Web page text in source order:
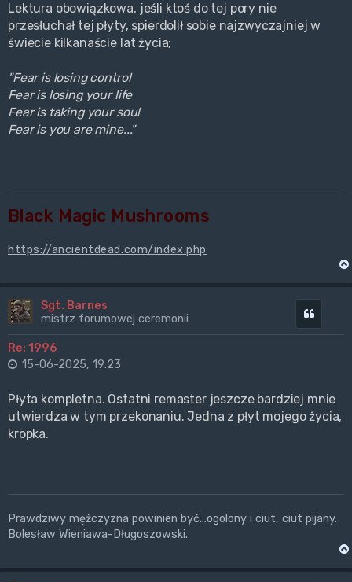
Lektura obowiązkowa, jeśli ktoś do tej pory nie
przesłuchał tej płyty, spierdolił sobie najzwyczajniej w
świecie kilkanaście lat życia;
"Fear is losing control
Fear is losing your life
Fear is taking your soul
Fear is you are mine..."
Black Magic Mushrooms
https://ancientdead.com/index.php
Sgt. Barnes
mistrz forumowej ceremonii
Re: 1996
15-06-2025, 19:23
Płyta kompletna. Ostatni remaster jeszcze bardziej mnie
utwierdza w tym przekonaniu. Jedna z płyt mojego życia,
kropka.
Prawdziwy mężczyzna powinien być...ogolony i ciut, ciut pijany.
Bolesław Wieniawa-Długoszowski.